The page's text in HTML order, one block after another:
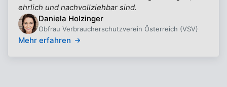
ehrlich und nachvollziehbar sind.
Daniela Holzinger
Obfrau Verbraucherschutzverein Österreich (VSV)
Mehr erfahren